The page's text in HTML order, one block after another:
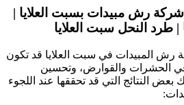
رش مبيدات بسبت العلايا |
النحل سبت العلايا
المبيدات في سبت العلايا قد تكون
الحشرات والقوارض، وتحسين
النتائج التي قد تحققها عند اللجوء